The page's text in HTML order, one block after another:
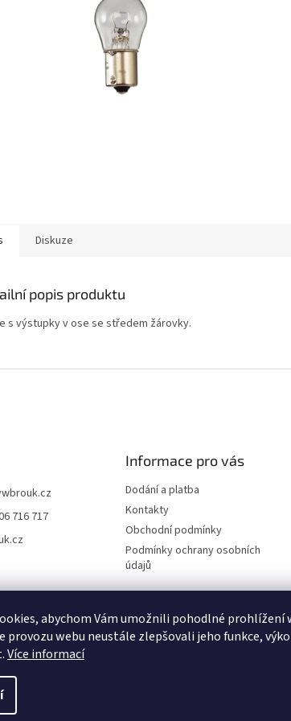
abychom Vám umožnili pohodlné prohlížení
provozu webu neustále zlepšovali jeho funkce,
Více informací
Diskuze
popis produktu
s výstupky v ose se středem žárovky.
716 717
Informace pro vás
Dodání a platba
Kontakty
Obchodní podmínky
Podmínky ochrany osobních
údajů